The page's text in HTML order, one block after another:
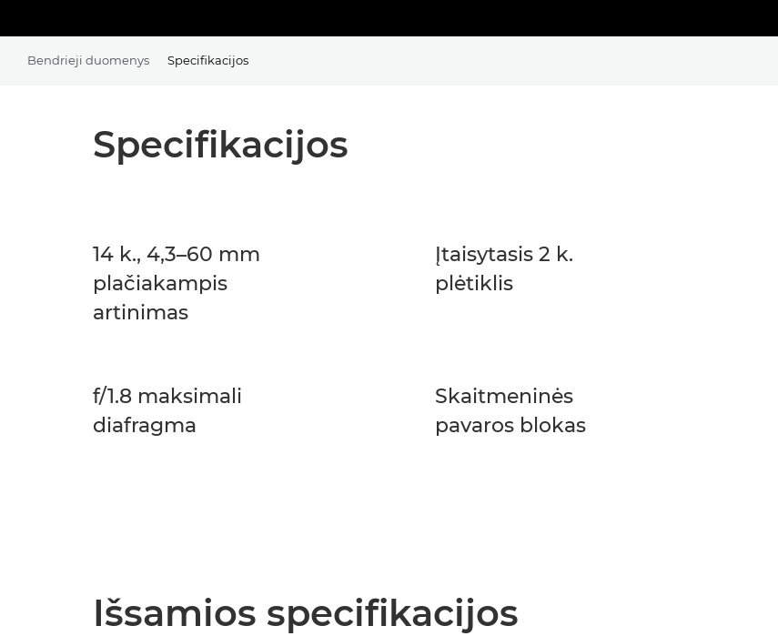
Bendrieji duomenys Specifikacijos
Specifikacijos
14 k., 4,3–60 mm
plačiakampis
artinimas
Įtaisytasis 2 k.
plėtiklis
f/1.8 maksimali
diafragma
Skaitmeninės
pavaros blokas
Išsamios specifikacijos